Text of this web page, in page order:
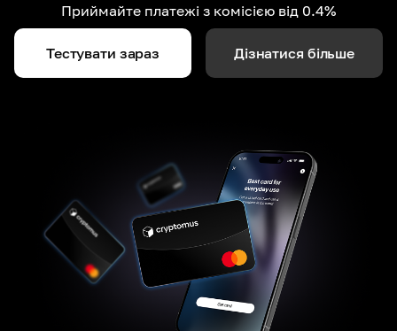
Приймайте платежі з комісією від 0.4%
Тестувати зараз Дізнатися більше